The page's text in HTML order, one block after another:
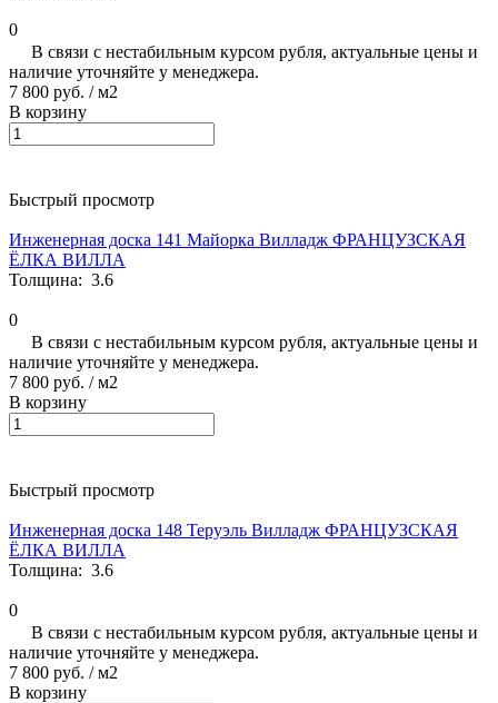
0
В связи с нестабильным курсом рубля, актуальные цены и
наличие уточняйте у менеджера.
7 800 руб. / м2
В корзину
Быстрый просмотр
Инженерная доска 141 Майорка Вилладж ФРАНЦУЗСКАЯ
ЁЛКА ВИЛЛА
Толщина: 3.6
0
В связи с нестабильным курсом рубля, актуальные цены и
наличие уточняйте у менеджера.
7 800 руб. / м2
В корзину
Быстрый просмотр
Инженерная доска 148 Теруэль Вилладж ФРАНЦУЗСКАЯ
ЁЛКА ВИЛЛА
Толщина: 3.6
0
В связи с нестабильным курсом рубля, актуальные цены и
наличие уточняйте у менеджера.
7 800 руб. / м2
В корзину